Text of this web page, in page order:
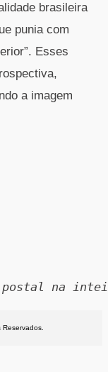
brasileira
punia com
Esses
a imagem
postal na